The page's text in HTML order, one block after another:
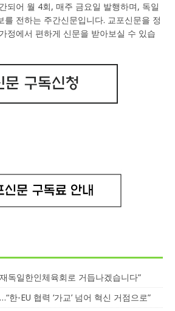
되어 월 4회, 매주 금요일 발행하며, 독일
를 전하는 주간신문입니다. 교포신문을 정
정에서 편하게 신문을 받아보실 수 있습
독일한인체육회로 거듭나겠습니다”
한-EU 협력 ‘가교’ 넘어 혁신 거점으로”